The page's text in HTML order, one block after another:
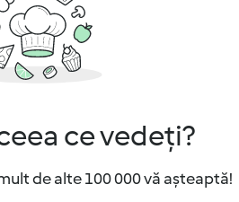
ce vedeți?
de alte 100 000 vă așteaptă!